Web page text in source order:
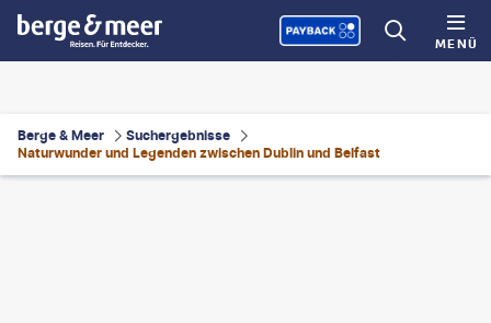
MENÜ
Berge & Meer
Suchergebnisse
Naturwunder und Legenden zwischen Dublin und Belfast